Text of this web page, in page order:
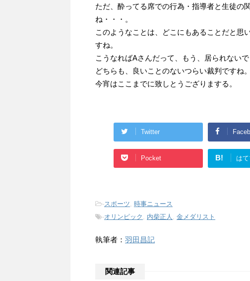
ただ、酔ってる席での行為・指導者と生徒の
ね・・・。
このようなことは、どこにもあることだと思
すね。
こうなればAさんだって、もう、居られないで
どちらも、良いことのないつらい裁判ですね。
今宵はここまでに致しとうござりまする。
Twitter
Pocket B! は
-スポーツ 時事ニュース
-オリンピック 内柴正人 金メダリスト
執筆者： 羽田昌記
関連記事